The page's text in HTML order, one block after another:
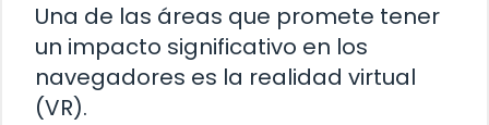
Una de las áreas que promete tener
un impacto significativo en los
navegadores es la realidad virtual
(VR).